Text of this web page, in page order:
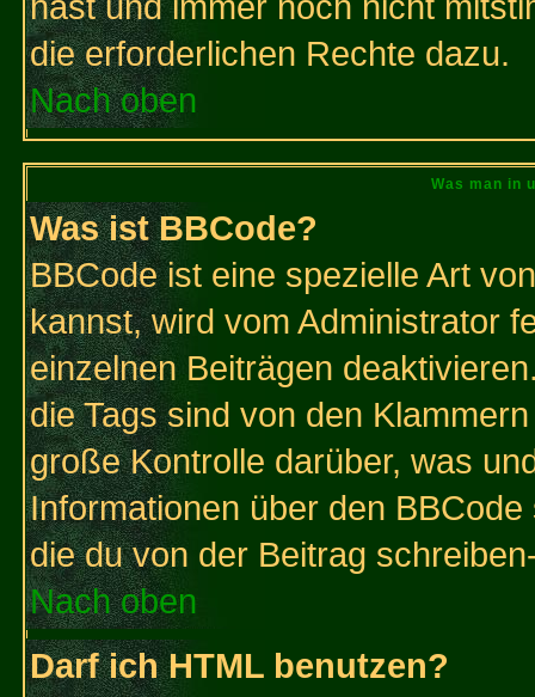
die erforderlichen Rechte dazu.
Nach oben
Was man in
Was ist BBCode?
BBCode ist eine spezielle Art
kannst, wird vom Administrator
einzelnen Beiträgen
die Tags sind von den
große Kontrolle darüber, was
Informationen über den
die du von der Beitrag
Nach oben
Darf ich HTML benutzen?